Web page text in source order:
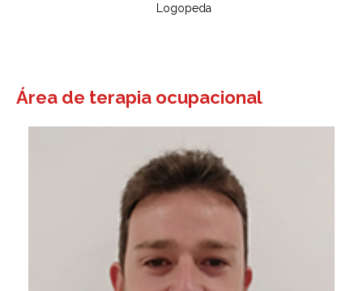
Logopeda
Área de terapia ocupacional